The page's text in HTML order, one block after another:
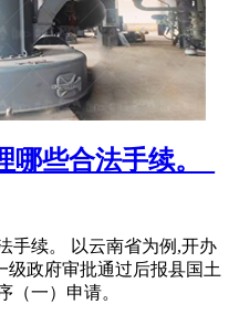
些合法手续。_
手续。 以云南省为例,开办
政府审批通过后报县国土
（一）申请。